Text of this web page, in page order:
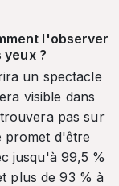
l'observer
?
un spectacle
visible dans
pas sur
promet d'être
jusqu'à 99,5 %
plus de 93 % à